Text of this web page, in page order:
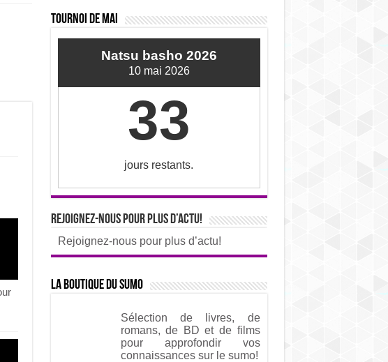
un Hoshoryu diminué
Tournoi de mai
Natsu basho 2026
10 mai 2026
33
jours restants.
Rejoignez-nous pour plus d’actu!
Rejoignez-nous pour plus d’actu!
La boutique du sumo
Sélection de livres, de
romans, de BD et de films
pour approfondir vos
connaissances sur le sumo!